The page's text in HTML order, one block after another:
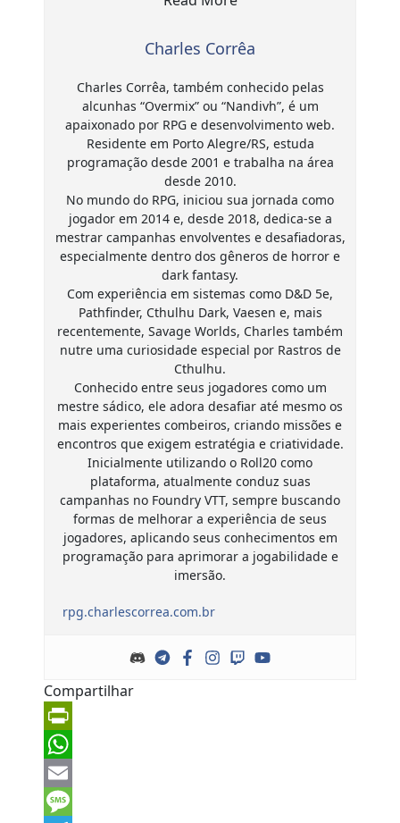
Charles Corrêa
Charles Corrêa, também conhecido pelas
alcunhas “Overmix” ou “Nandivh”, é um
apaixonado por RPG e desenvolvimento web.
Residente em Porto Alegre/RS, estuda
programação desde 2001 e trabalha na área
desde 2010.
No mundo do RPG, iniciou sua jornada como
jogador em 2014 e, desde 2018, dedica-se a
mestrar campanhas envolventes e desafiadoras,
especialmente dentro dos gêneros de horror e
dark fantasy.
Com experiência em sistemas como D&D 5e,
Pathfinder, Cthulhu Dark, Vaesen e, mais
recentemente, Savage Worlds, Charles também
nutre uma curiosidade especial por Rastros de
Cthulhu.
Conhecido entre seus jogadores como um
mestre sádico, ele adora desafiar até mesmo os
mais experientes combeiros, criando missões e
encontros que exigem estratégia e criatividade.
Inicialmente utilizando o Roll20 como
plataforma, atualmente conduz suas
campanhas no Foundry VTT, sempre buscando
formas de melhorar a experiência de seus
jogadores, aplicando seus conhecimentos em
programação para aprimorar a jogabilidade e
imersão.
rpg.charlescorrea.com.br
Compartilhar
PrintFriendly
WhatsApp
Email